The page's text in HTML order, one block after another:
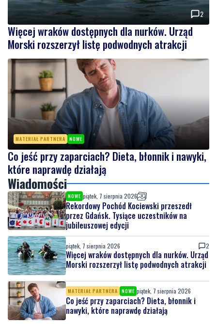
2
Więcej wraków dostępnych dla nurków. Urząd
Morski rozszerzył listę podwodnych atrakcji
MATERIAŁ PARTNERA NOWE
Co jeść przy zaparciach? Dieta, błonnik i nawyki,
które naprawdę działają
Wiadomości
NOWE piątek, 7 sierpnia 2026
Rekordowy Pochód Kociewski przeszedł
przez Gdańsk. Tysiące uczestników na
jubileuszowej edycji
piątek, 7 sierpnia 2026 2
Więcej wraków dostępnych dla nurków. Urząd
Morski rozszerzył listę podwodnych atrakcji
MATERIAŁ PARTNERA NOWE piątek, 7 sierpnia 2026
Co jeść przy zaparciach? Dieta, błonnik i
nawyki, które naprawdę działają